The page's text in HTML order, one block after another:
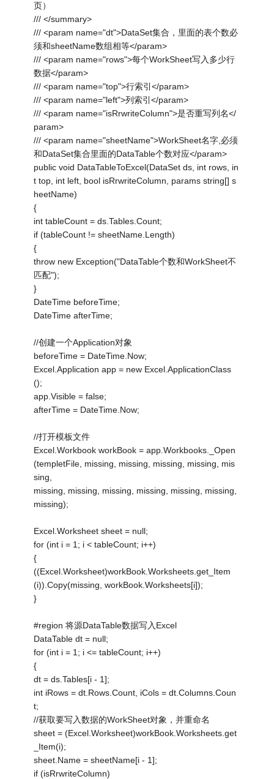
页）
/// </summary>
/// <param name="dt">DataSet集合，里面的表个数必
须和sheetName数组相等</param>
/// <param name="rows">每个WorkSheet写入多少行
数据</param>
/// <param name="top">行索引</param>
/// <param name="left">列索引</param>
/// <param name="isRrwriteColumn">是否重写列名</
param>
/// <param name="sheetName">WorkSheet名字,必须
和DataSet集合里面的DataTable个数对应</param>
public void DataTableToExcel(DataSet ds, int rows, in
t top, int left, bool isRrwriteColumn, params string[] s
heetName)
{
int tableCount = ds.Tables.Count;
if (tableCount != sheetName.Length)
{
throw new Exception("DataTable个数和WorkSheet不
匹配");
}
DateTime beforeTime;
DateTime afterTime;
//创建一个Application对象
beforeTime = DateTime.Now;
Excel.Application app = new Excel.ApplicationClass
();
app.Visible = false;
afterTime = DateTime.Now;
//打开模板文件
Excel.Workbook workBook = app.Workbooks._Open
(templetFile, missing, missing, missing, missing, mis
sing,
missing, missing, missing, missing, missing, missing,
missing);
Excel.Worksheet sheet = null;
for (int i = 1; i < tableCount; i++)
{
((Excel.Worksheet)workBook.Worksheets.get_Item
(i)).Copy(missing, workBook.Worksheets[i]);
}
#region 将源DataTable数据写入Excel
DataTable dt = null;
for (int i = 1; i <= tableCount; i++)
{
dt = ds.Tables[i - 1];
int iRows = dt.Rows.Count, iCols = dt.Columns.Coun
t;
//获取要写入数据的WorkSheet对象，并重命名
sheet = (Excel.Worksheet)workBook.Worksheets.get
_Item(i);
sheet.Name = sheetName[i - 1];
if (isRrwriteColumn)